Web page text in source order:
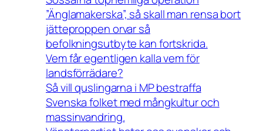
”Änglamakerska”, så skall man rensa bort
jätteproppen orvar så
befolkningsutbyte kan fortskrida.
Vem får egentligen kalla vem för
landsförrädare?
Så vill quslingarna i MP bestraffa
Svenska folket med mångkultur och
massinvandring.